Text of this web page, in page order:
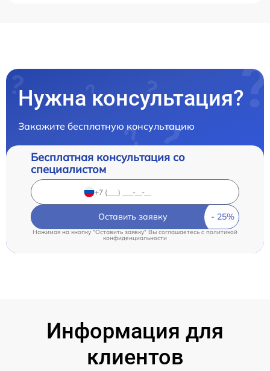
Нужна консультация?
Закажите бесплатную консультацию
Бесплатная консультация со
специалистом
Оставить заявку
Нажимая на кнопку "Оставить заявку" Вы соглашаетесь c политикой
конфиденциальности
Информация для
клиентов